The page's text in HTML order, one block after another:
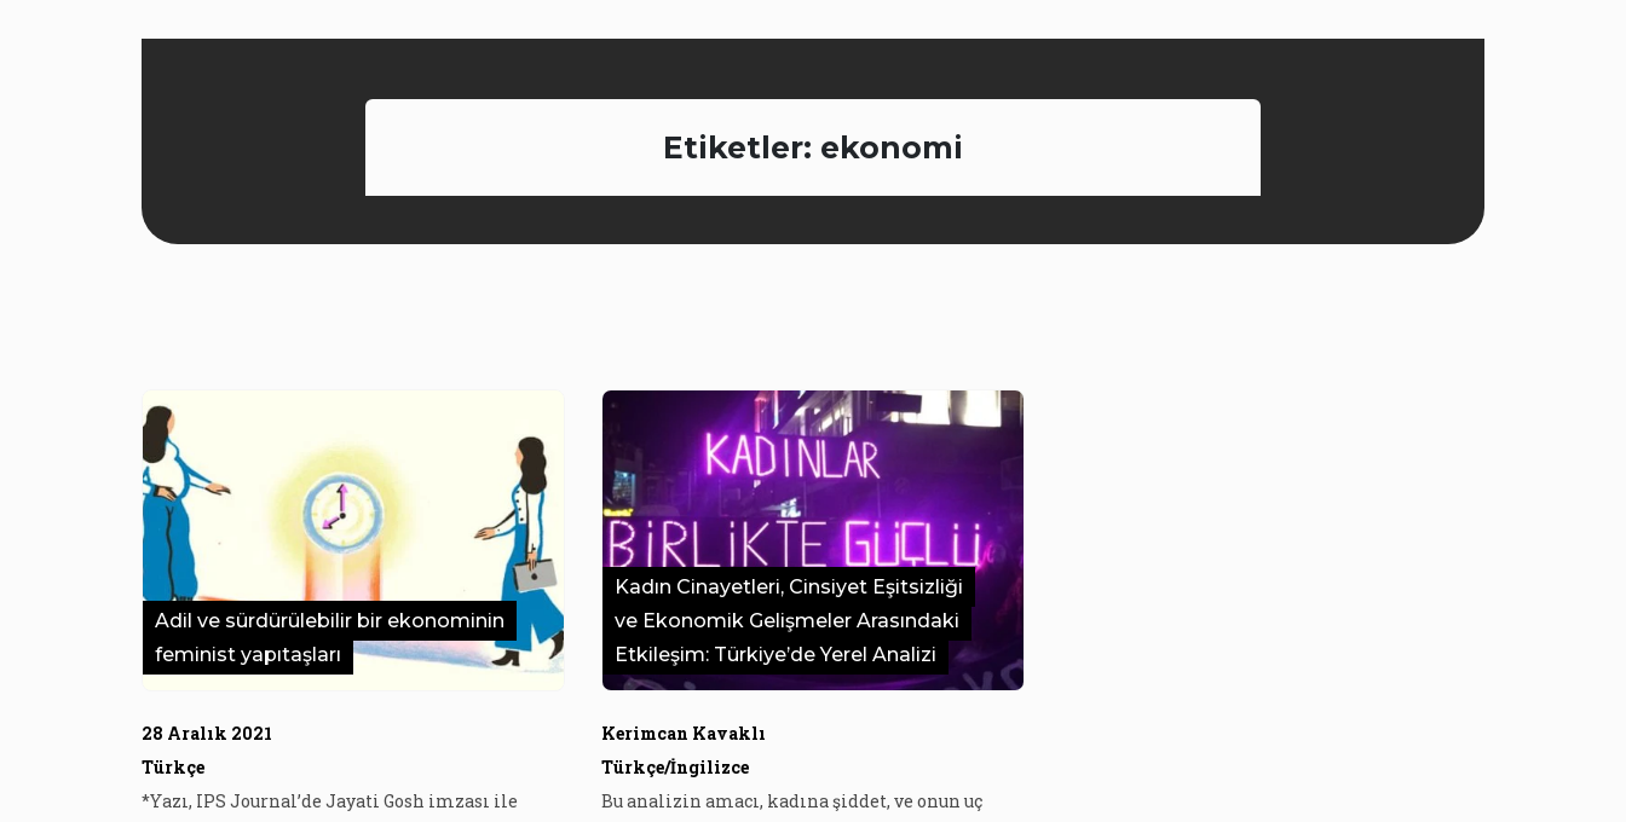
Etiketler: ekonomi
Adil ve sürdürülebilir bir ekonominin
feminist yapıtaşları
28 Aralık 2021
Türkçe
*Yazı, IPS Journal’de Jayati Gosh imzası ile
Kadın Cinayetleri, Cinsiyet Eşitsizliği
ve Ekonomik Gelişmeler Arasındaki
Etkileşim: Türkiye’de Yerel Analizi
Kerimcan Kavaklı
Türkçe/İngilizce
Bu analizin amacı, kadına şiddet, ve onun uç